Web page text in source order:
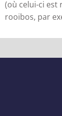
(où celui-ci est
rooibos, par